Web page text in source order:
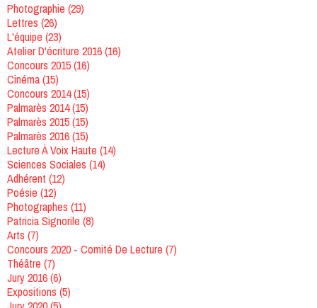
Photographie (29)
Lettres (26)
L'équipe (23)
Atelier D'écriture 2016(16)
Concours 2015(16)
Cinéma(15)
Concours 2014(15)
Palmarès 2014(15)
Palmarès 2015(15)
Palmarès 2016(15)
Lecture À Voix Haute (14)
Sciences Sociales (14)
Adhérent (12)
Poésie (12)
Photographes (11)
Patricia Signorile (8)
Arts (7)
Concours 2020 - Comité De Lecture (7)
Théâtre (7)
Jury 2016(6)
Expositions (5)